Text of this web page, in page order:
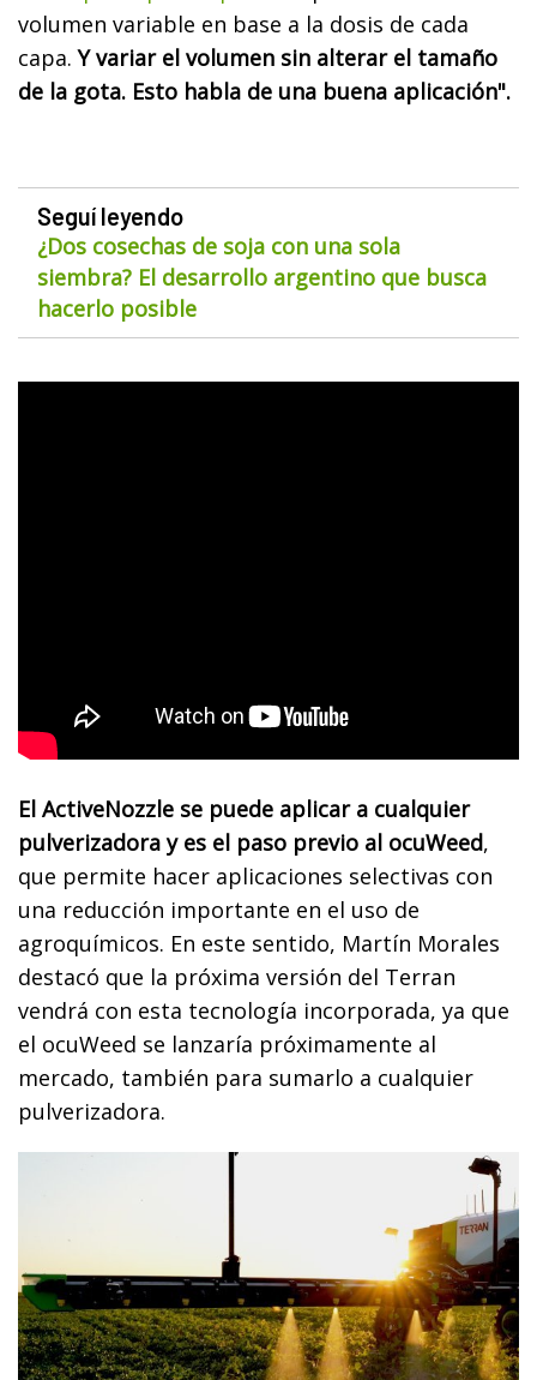
volumen variable en base a la dosis de cada
capa.Y variar el volumen sin alterar el tamaño
de la gota. Esto habla de una buena aplicación".
Seguí leyendo
¿Dos cosechas de soja con una sola
siembra? El desarrollo argentino que busca
hacerlo posible
El ActiveNozzle se puede aplicar a cualquier
pulverizadora y es el paso previo al ocuWeed,
que permite hacer aplicaciones selectivas con
una reducción importante en el uso de
agroquímicos. En este sentido, Martín Morales
destacó que la próxima versión del Terran
vendrá con esta tecnología incorporada, ya que
el ocuWeed se lanzaría próximamente al
mercado, también para sumarlo a cualquier
pulverizadora.